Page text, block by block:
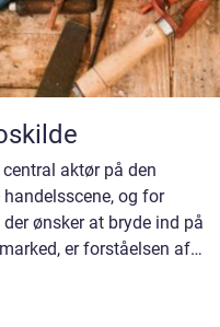
aktør på den
og for
ønsker at bryde ind på
er forståelsen af